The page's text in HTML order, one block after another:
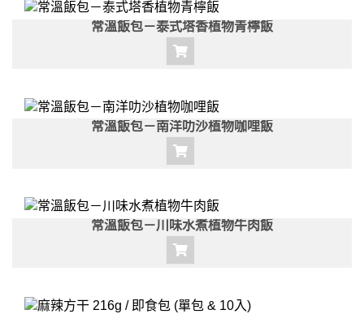
常溫飯包－泰式塔香植物青檸飯
常溫飯包－南洋叻沙植物咖哩飯
常溫飯包－川味水煮植物牛肉飯